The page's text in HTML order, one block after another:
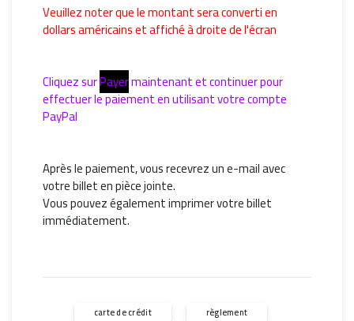
Veuillez noter que le montant sera converti en
dollars américainset affiché à droite de l'écran
Cliquez surPayermaintenant et continuer pour
effectuer le paiement en utilisant votre compte
PayPal
Après le paiement, vous recevrez un e-mail avec
votre billet en pièce jointe.
Vous pouvez également imprimer votre billet
immédiatement.
carte de crédit règlement